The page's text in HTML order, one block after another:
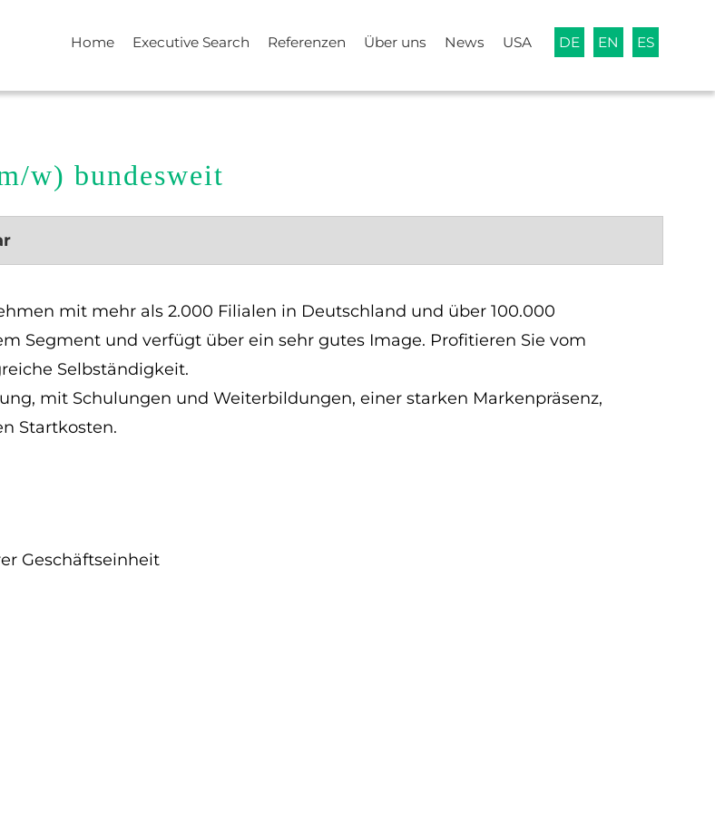
Home Executive Search Referenzen Über uns News USA DE EN ES
w) bundesweit
mit mehr als 2.000 Filialen in Deutschland und über 100.000
Segment und verfügt über ein sehr gutes Image. Profitieren Sie vom
Selbständigkeit.
mit Schulungen und Weiterbildungen, einer starken Markenpräsenz,
Startkosten.
Geschäftseinheit